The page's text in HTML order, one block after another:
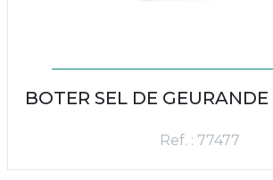
BOTER SEL DE
Ref. : 77477